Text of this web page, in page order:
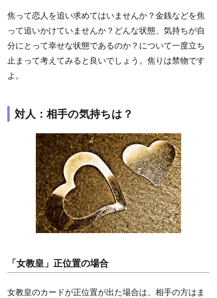
焦って恋人を追い求めてはいませんか？金銭などを焦
って追いかけていませんか？どんな状態、気持ちが自
分にとって幸せな状態であるのか？について一度立ち
止まって考えてみると良いでしょう。焦りは禁物です
よ。
対人：相手の気持ちは？
「女教皇」正位置の場合
女教皇のカードが正位置が出た場合は、相手の方はま